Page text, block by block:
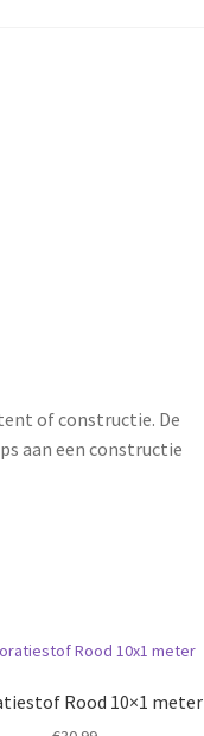
of constructie. De
aan een constructie
Rood 10×1 meter